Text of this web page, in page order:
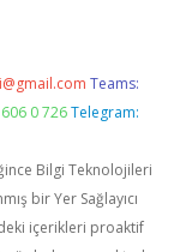
Teams:
0 726 Telegram:
Bilgi Teknolojileri
bir Yer Sağlayıcı
içerikleri proaktif